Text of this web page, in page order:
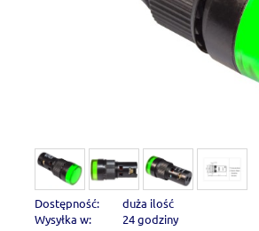
Dostępność:
duża ilość
Wysyłka w:
24 godziny